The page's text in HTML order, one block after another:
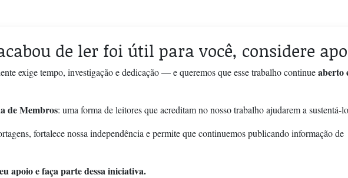
de ler foi útil para você, considere
exige tempo, investigação e dedicação — e queremos que esse trabalho continueaberto
de Membros: uma forma de leitores que acreditam no nosso trabalho ajudarem a sustentá-
fortalece nossa independência e permite que continuemos publicando informação de
apoio e faça parte dessa iniciativa.